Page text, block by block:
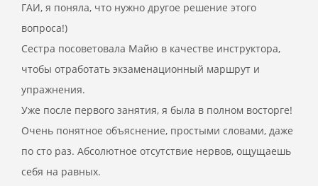
ГАИ, я поняла, что нужно другое решение этого
вопроса!)
Сестра посоветовала Майю в качестве инструктора,
чтобы отработать экзаменационный маршрут и
упражнения.
Уже после первого занятия, я была в полном восторге!
Очень понятное объяснение, простыми словами, даже
по сто раз. Абсолютное отсутствие нервов, ощущаешь
себя на равных.